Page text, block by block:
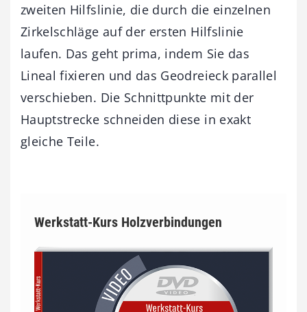
zweiten Hilfslinie, die durch die einzelnen
Zirkelschläge auf der ersten Hilfslinie
laufen. Das geht prima, indem Sie das
Lineal fixieren und das Geodreieck parallel
verschieben. Die Schnittpunkte mit der
Hauptstrecke schneiden diese in exakt
gleiche Teile.
Werkstatt-Kurs Holzverbindungen